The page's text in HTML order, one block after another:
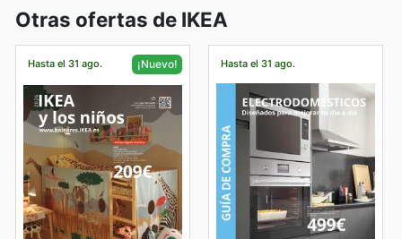
Otras ofertas de IKEA
Hasta el 31 ago. ¡Nuevo! Hasta el 31 ago.